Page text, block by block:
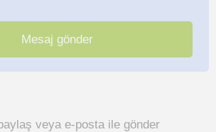
veya e-posta ile gönder